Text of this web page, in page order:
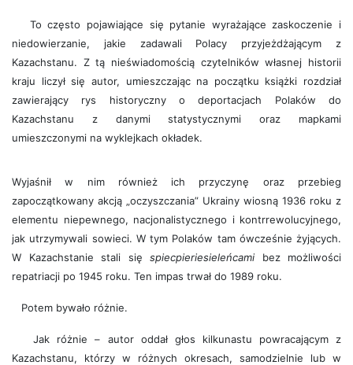
To często pojawiające się pytanie wyrażające zaskoczenie i
niedowierzanie, jakie zadawali Polacy przyjeżdżającym z
Kazachstanu. Z tą nieświadomością czytelników własnej historii
kraju liczył się autor, umieszczając na początku książki rozdział
zawierający rys historyczny o deportacjach Polaków do
Kazachstanu z danymi statystycznymi oraz mapkami
umieszczonymi na wyklejkach okładek.
Wyjaśnił w nim również ich przyczynę oraz przebieg
zapoczątkowany akcją „oczyszczania” Ukrainy wiosną 1936 roku z
elementu niepewnego, nacjonalistycznego i kontrrewolucyjnego,
jak utrzymywali sowieci. W tym Polaków tam ówcześnie żyjących.
W Kazachstanie stali się spiecpieriesieleńcami bez możliwości
repatriacji po 1945 roku. Ten impas trwał do 1989 roku.
Potem bywało różnie.
Jak różnie – autor oddał głos kilkunastu powracającym z
Kazachstanu, którzy w różnych okresach, samodzielnie lub w